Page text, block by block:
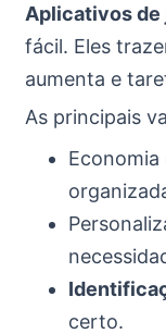
Aplicativos de
fácil. Eles
aumenta e
As principais
certo.